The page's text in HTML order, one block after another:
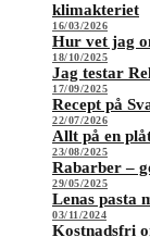
klimakteriet
16/03/2026
Hur vet jag
18/10/2025
Jag testar
17/09/2025
Recept på
22/07/2026
Allt på en
23/08/2025
Rabarber –
29/05/2025
Lenas pasta
03/11/2024
Kostnadsfri